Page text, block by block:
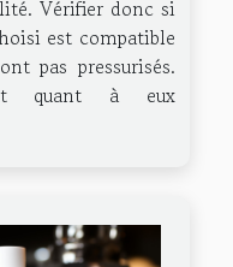
Vérifier donc si
est compatible
pas pressurisés.
quant à eux